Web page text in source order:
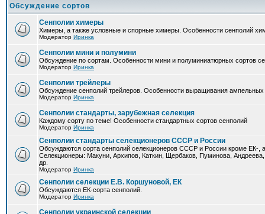
Обсуждение сортов
Сенполии химеры
Химеры, а также условные и спорные химеры. Особенности сенполий
Модератор Иринка
Сенполии мини и полумини
Обсуждение по сортам. Особенности мини и полуминиатюрных сортов
Модератор Иринка
Сенполии трейлеры
Обсуждение сенполий трейлеров. Особенности выращивания
Модератор Иринка
Сенполии стандарты, зарубежная селекция
Каждому сорту по теме! Особенности стандартных сортов сенполий
Модератор Иринка
Сенполии стандарты селекционеров СССР и России
Обсуждаются сорта сенполий селекционеров СССР и России кроме ЕК-,
Селекционеры: Макуни, Архипов, Каткин, Щербаков, Пуминова,
др.
Модератор Иринка
Сенполии селекции Е.В. Коршуновой, ЕК
Обсуждаются ЕК-сорта сенполий.
Модератор Иринка
Сенполии украинской селекции